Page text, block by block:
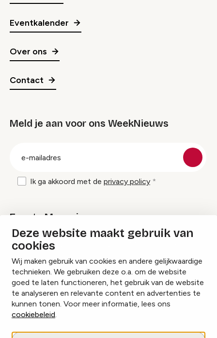
Deze website maakt gebruik van
cookies
Wij maken gebruik van cookies en andere gelijkwaardige
technieken. We gebruiken deze o.a. om de website
goed te laten functioneren, het gebruik van de website
te analyseren en relevante content en advertenties te
kunnen tonen. Voor meer informatie, lees ons
cookiebeleid.
Eventkalender
Over ons
Contact
Meld je aan voor ons WeekNieuws
Ik ga akkoord met de privacy policy
Events Magazine
Ik ontvang graag Events Magazine
InstagramFacebookLinkedIn
Cookies beheren